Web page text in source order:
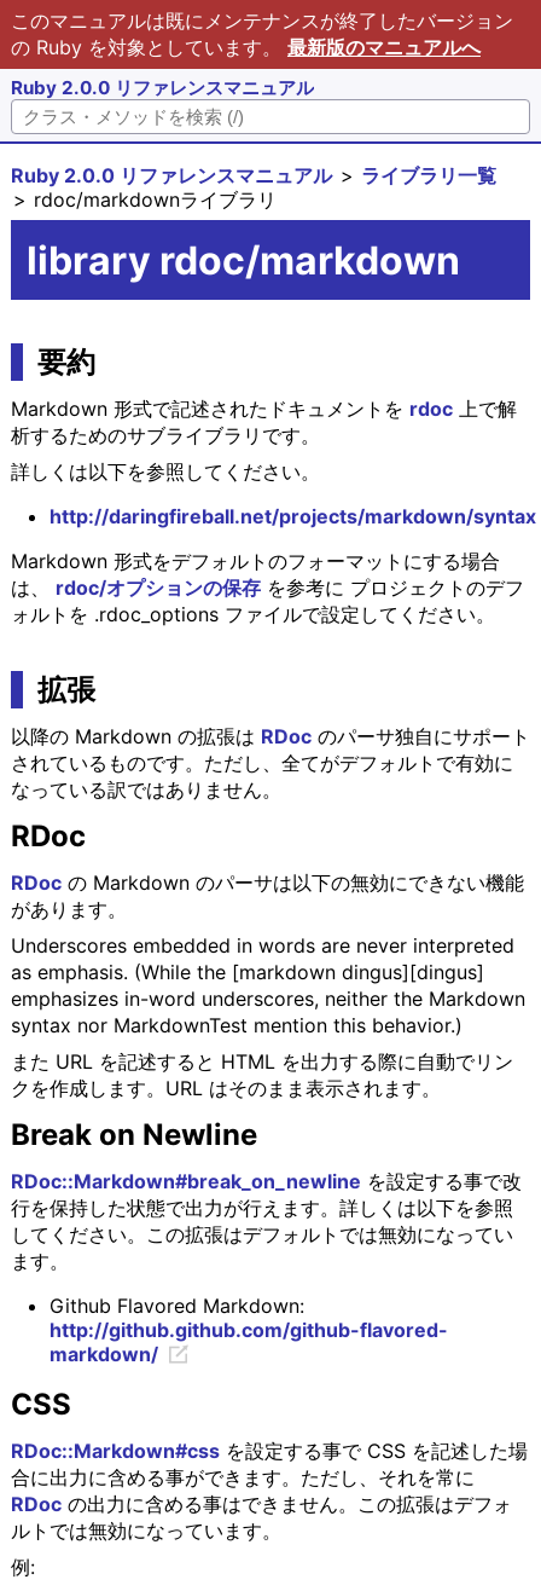
このマニュアルは既にメンテナンスが終了したバージョン
の Ruby を対象としています。 最新版のマニュアルへ
Ruby 2.0.0 リファレンスマニュアル
Ruby 2.0.0 リファレンスマニュアル
ライブラリ一覧
rdoc/markdownライブラリ
library rdoc/markdown
要約
Markdown 形式で記述されたドキュメントを rdoc上で解
析するためのサブライブラリです。
詳しくは以下を参照してください。
http://daringfireball.net/projects/markdown/syntax
Markdown 形式をデフォルトのフォーマットにする場合
は、 rdoc/オプションの保存を参考に プロジェクトのデフ
ォルトを .rdoc_options ファイルで設定してください。
拡張
以降の Markdown の拡張は RDocのパーサ独自にサポート
されているものです。ただし、全てがデフォルトで有効に
なっている訳ではありません。
RDoc
RDocの Markdown のパーサは以下の無効にできない機能
があります。
Underscores embedded in words are never interpreted
as emphasis. (While the [markdown dingus][dingus]
emphasizes in-word underscores, neither the Markdown
syntax nor MarkdownTest mention this behavior.)
また URL を記述すると HTML を出力する際に自動でリン
クを作成します。URL はそのまま表示されます。
Break on Newline
RDoc::Markdown#break_on_newline を設定する事で改
行を保持した状態で出力が行えます。詳しくは以下を参照
してください。この拡張はデフォルトでは無効になってい
ます。
Github Flavored Markdown:
http://github.github.com/github-flavored-
markdown/
CSS
RDoc::Markdown#cssを設定する事で CSS を記述した場
合に出力に含める事ができます。ただし、それを常に
RDocの出力に含める事はできません。この拡張はデフォ
ルトでは無効になっています。
例: